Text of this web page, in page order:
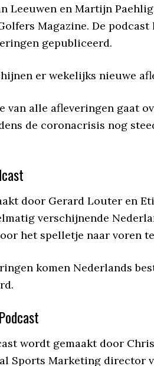
Leeuwen en Martijn
Magazine. De
gepubliceerd.
er wekelijks nieuwe
van alle afleveringen gaat
de coronacrisis nog
door Gerard Louter en
verschijnende
het spelletje naar voren
komen Nederlands
wordt gemaakt door
Sports Marketing director